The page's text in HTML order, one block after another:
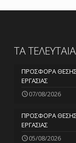
ΤΑ
ΠΡΟΣΦΟΡΑ
ΕΡΓΑΣΙΑΣ
07/08/2026
ΠΡΟΣΦΟΡΑ
ΕΡΓΑΣΙΑΣ
05/08/2026